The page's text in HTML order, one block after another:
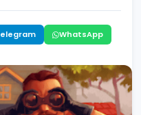
WhatsApp